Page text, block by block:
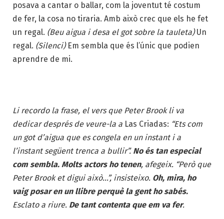
posava a cantar o ballar, com la joventut té costum
de fer, la cosa no tiraria. Amb això crec que els he fet
un regal. (Beu aigua i desa el got sobre la tauleta)Un
regal. (Silenci)Em sembla que és l’únic que podien
aprendre de mi.
Li recordo la frase, el vers que Peter Brook li va
dedicar després de veure-la a Las Criadas: “Ets com
un got d’aigua que es congela en un instant i a
l’instant següent trenca a bullir”.No és tan especial
com sembla. Molts actors ho tenen, afegeix. “Però que
Peter Brook et digui això…”, insisteixo. Oh, mira, ho
vaig posar en un llibre perquè la gent ho sabés.
Esclato a riure. De tant contenta que em va fer.